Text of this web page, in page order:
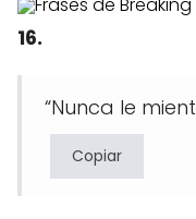
16.
“Nunca le
Copiar